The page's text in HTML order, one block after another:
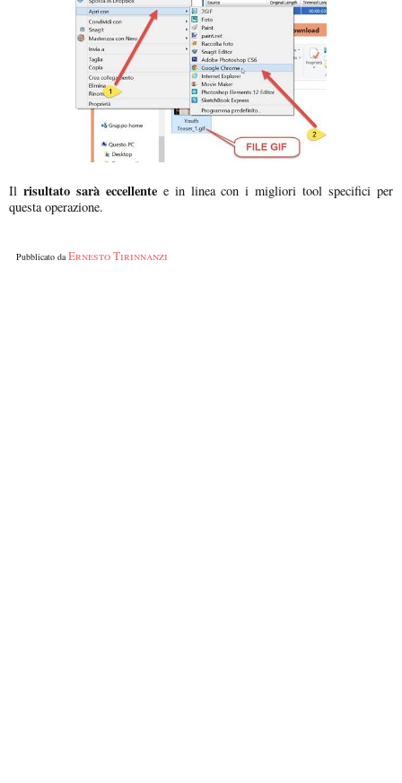
Il risultato sarà eccellentee in linea con i migliori tool specifici per
questa operazione.
Pubblicato daErnesto Tirinnanzi